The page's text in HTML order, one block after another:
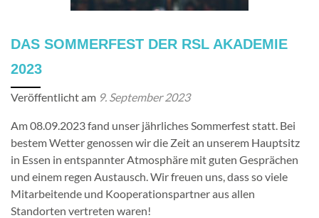
DAS SOMMERFEST DER RSL AKADEMIE
2023
Veröffentlicht am 9. September 2023
Am 08.09.2023 fand unser jährliches Sommerfest statt. Bei
bestem Wetter genossen wir die Zeit an unserem Hauptsitz
in Essen in entspannter Atmosphäre mit guten Gesprächen
und einem regen Austausch. Wir freuen uns, dass so viele
Mitarbeitende und Kooperationspartner aus allen
Standorten vertreten waren!